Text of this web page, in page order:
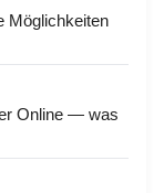
Möglichkeiten
Online — was